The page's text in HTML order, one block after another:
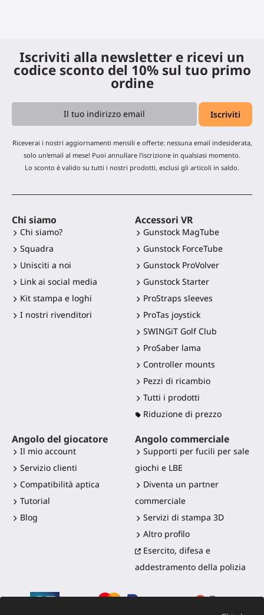
Iscriviti alla newsletter e ricevi un
codice sconto del 10% sul tuo primo
ordine
Riceverai i nostri aggiornamenti mensili e offerte: nessuna email indesiderata,
solo un'email al mese! Puoi annullare l'iscrizione in qualsiasi momento.
Lo sconto è valido su tutti i nostri prodotti, esclusi gli articoli in saldo.
Chi siamo
Chi siamo?
Squadra
Unisciti a noi
Link ai social media
Kit stampa e loghi
I nostri rivenditori
Accessori VR
Gunstock MagTube
Gunstock ForceTube
Gunstock ProVolver
Gunstock Starter
ProStraps sleeves
ProTas joystick
SWINGiT Golf Club
ProSaber lama
Controller mounts
Pezzi di ricambio
Tutti i prodotti
Riduzione di prezzo
Angolo del giocatore
Il mio account
Servizio clienti
Compatibilità aptica
Tutorial
Blog
Angolo commerciale
Supporti per fucili per sale
giochi e LBE
Diventa un partner
commerciale
Servizi di stampa 3D
Altro profilo
Esercito, difesa e
addestramento della polizia